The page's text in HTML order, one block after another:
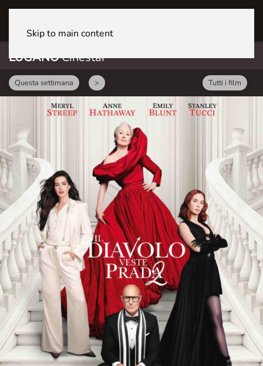
Skip to main content
LUGANOCinestar
Questa settimana > Tutti i film